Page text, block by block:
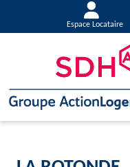
Espace Locataire